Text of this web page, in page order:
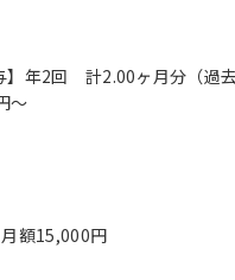
】年2回 計2.00ヶ月分（過去
～
額15,000円